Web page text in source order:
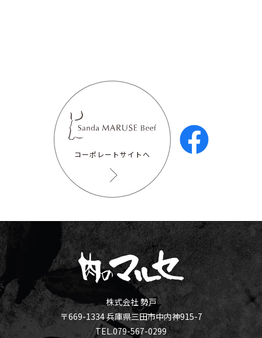
コーポレートサイトへ
株式会社 勢戸
〒669-1334 兵庫県三田市中内神915-7
TEL.079-567-0299